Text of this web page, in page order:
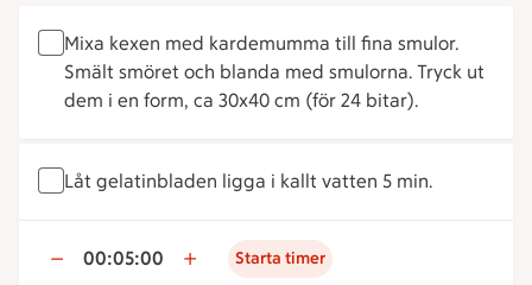
Mixa kexen med kardemumma till fina smulor.
Smält smöret och blanda med smulorna. Tryck ut
dem i en form, ca 30x40 cm (för 24 bitar).
Låt gelatinbladen ligga i kallt vatten 5 min.
00:05:00 Starta timer